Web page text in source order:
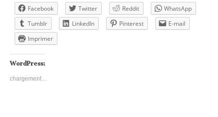
Facebook Twitter Reddit
WhatsApp
Tumblr
LinkedIn Pinterest
E-mail
Imprimer
WordPress:
chargement…